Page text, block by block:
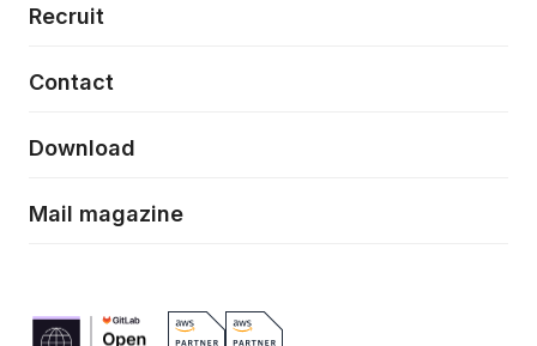
特徴量エンジニアリングと生成AI
フロントエンド開発
News
Event/Seminer
Recruit
Contact
Download
Mail magazine